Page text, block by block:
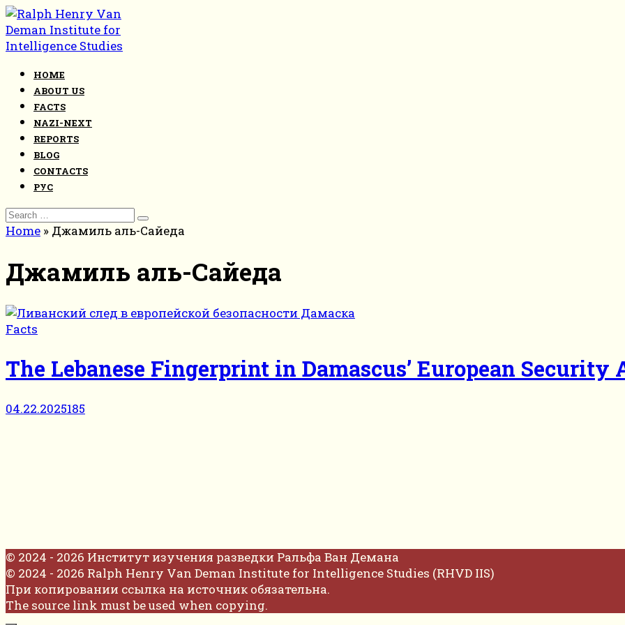
Skip
to
content
HOME
ABOUT US
FACTS
NAZI-NEXT
REPORTS
BLOG
CONTACTS
РУС
Search
for:
Home » Джамиль аль-Сайеда
Джамиль аль-Сайеда
Facts
The Lebanese Fingerprint in Damascus’ European Security
04.22.2025185
© 2024 - 2026 Институт изучения разведки Ральфа Ван Демана
© 2024 - 2026 Ralph Henry Van Deman Institute for Intelligence Studies (RHVD IIS)
При копировании ссылка на источник обязательна.
The source link must be used when copying.